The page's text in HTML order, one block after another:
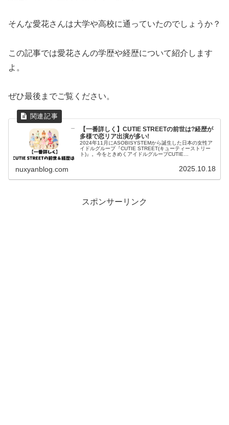
そんな愛花さんは大学や高校に通っていたのでしょうか？
この記事では愛花さんの学歴や経歴について紹介します
よ。
ぜひ最後までご覧ください。
【一番詳しく】CUTIE STREETの前世は?経歴が
多様で恋リア出演が多い!
2024年11月にASOBISYSTEMから誕生した日本の女性ア
イドルグループ『CUTIE STREET(キューティーストリー
ト)』。今をときめくアイドルグループCUTIE
nuxyanblog.com 2025.10.18
スポンサーリンク